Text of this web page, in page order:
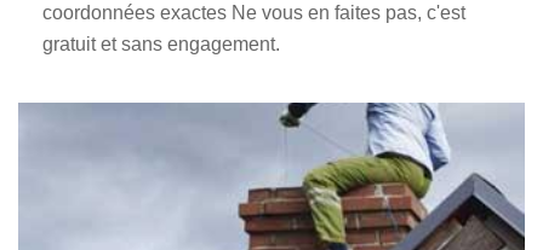
coordonnées exactes Ne vous en faites pas, c'est
gratuit et sans engagement.